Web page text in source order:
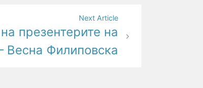
Next Article
презентерите на
Весна Филиповска